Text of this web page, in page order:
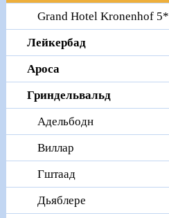
Grand Hotel Kronenhof 5*
Лейкербад
Ароcа
Гриндельвальд
Адельбодн
Виллар
Гштаад
Дьяблере